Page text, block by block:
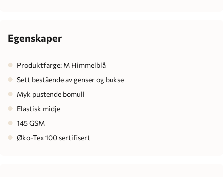
Egenskaper
Produktfarge: M Himmelblå
Sett bestående av genser og bukse
Myk pustende bomull
Elastisk midje
145 GSM
Øko-Tex 100 sertifisert